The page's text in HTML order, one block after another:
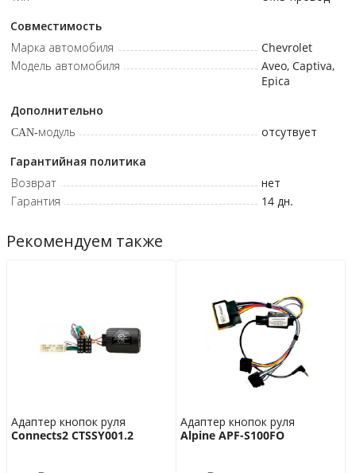
Совместимость
Марка автомобиля
Chevrolet
Модель автомобиля
Aveo, Captiva,
Epica
Дополнительно
CAN-модуль
отсутвует
Гарантийная политика
Возврат
нет
Гарантия
14 дн.
Рекомендуем также
Адаптер кнопок руля
Connects2 CTSSY001.2
Адаптер кнопок руля
Alpine APF-S100FO